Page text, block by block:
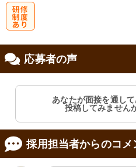
応募者の声
あなたが面接を通し
投稿してみません
採用担当者からのコメ